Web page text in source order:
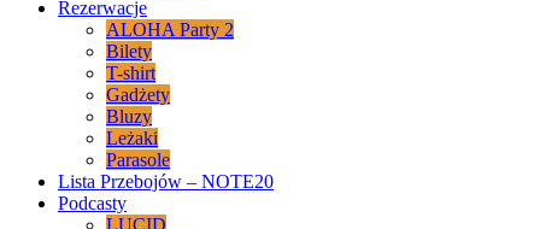
Rezerwacje
ALOHA Party 2
Bilety
T-shirt
Gadżety
Bluzy
Leżaki
Parasole
Lista Przebojów – NOTE20
Podcasty